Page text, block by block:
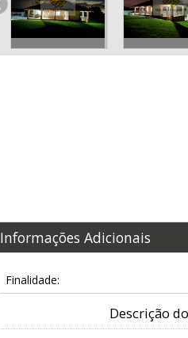
Informações Adicionais
Finalidade:
Descrição